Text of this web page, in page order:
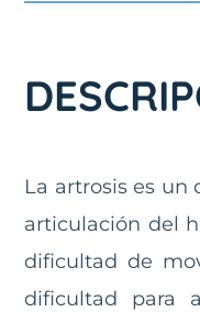
La artrosis es un
articulación del
dificultad de
dificultad para